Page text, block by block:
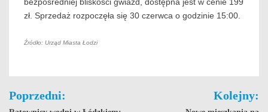
zł. Sprzedaż rozpoczęła się 30 czerwca o godzinie 15:00.
Źródło: Urząd Miasta Łodzi
Nawigacja
Poprzedni: Kolejny: